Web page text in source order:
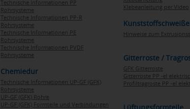
Technische Informationen PP
Rohrsysteme
Technische Informationen PP-R
Rohrsysteme
Technische Informationen PE
Rohrsysteme
Technische Informationen PVDF
Rohrsysteme
Chemiedur
Technische Informationen UP-GF (GFK)
Rohrsysteme
UP-GF (GFK) Rohre
UP-GF (GFK) Formteile und Verbindungen
Klebeanleitung per Video
Hinweise zum
Gitterroste /
GFK Gitterroste
Gitterroste PP -el
Profiltragroste PP -el